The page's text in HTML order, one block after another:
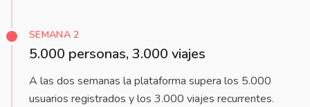
SEMANA 2
5.000 personas, 3.000 viajes
A las dos semanas la plataforma supera los 5.000
usuarios registrados y los 3.000 viajes recurrentes.